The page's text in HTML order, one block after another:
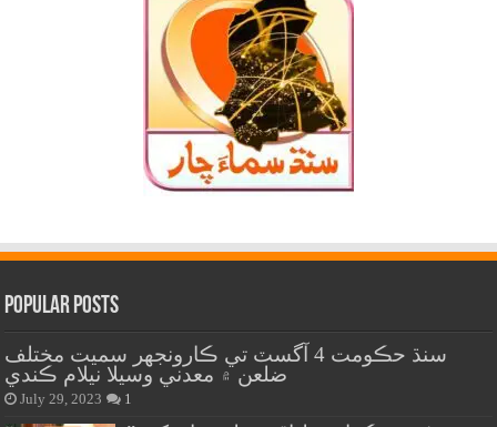
Popular Posts
سنڌ حڪومت 4 آگسٽ تي ڪارونجهر سميت مختلف
ضلعن ۾ معدني وسيلا نيلام ڪندي
July 29, 2023 1